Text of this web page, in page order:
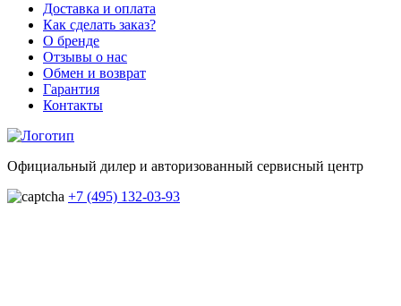
Доставка и оплата
Как сделать заказ?
О бренде
Отзывы о нас
Обмен и возврат
Гарантия
Контакты
Официальный дилер и авторизованный сервисный центр
+7 (495) 132-03-93